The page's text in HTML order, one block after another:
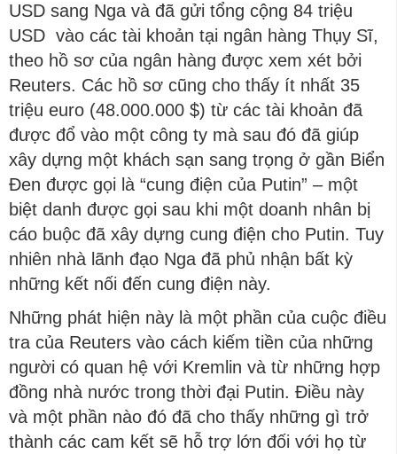
USD sang Nga và đã gửi tổng cộng 84 triệu
USD vào các tài khoản tại ngân hàng Thụy Sĩ,
theo hồ sơ của ngân hàng được xem xét bởi
Reuters. Các hồ sơ cũng cho thấy ít nhất 35
triệu euro (48.000.000 $) từ các tài khoản đã
được đổ vào một công ty mà sau đó đã giúp
xây dựng một khách sạn sang trọng ở gần Biển
Đen được gọi là “cung điện của Putin” – một
biệt danh được gọi sau khi một doanh nhân bị
cáo buộc đã xây dựng cung điện cho Putin. Tuy
nhiên nhà lãnh đạo Nga đã phủ nhận bất kỳ
những kết nối đến cung điện này.
Những phát hiện này là một phần của cuộc điều
tra của Reuters vào cách kiếm tiền của những
người có quan hệ với Kremlin và từ những hợp
đồng nhà nước trong thời đại Putin. Điều này
và một phần nào đó đã cho thấy những gì trở
thành các cam kết sẽ hỗ trợ lớn đối với họ từ